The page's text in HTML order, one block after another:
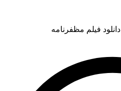
دانلود فیلم مظفرنامه